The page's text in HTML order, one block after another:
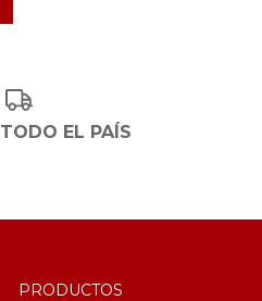
EL PAÍS
PRODUCTOS